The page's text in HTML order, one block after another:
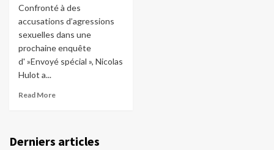
Confronté à des
accusations d’agressions
sexuelles dans une
prochaine enquête
d' »Envoyé spécial », Nicolas
Hulot a...
Read More
Derniers articles